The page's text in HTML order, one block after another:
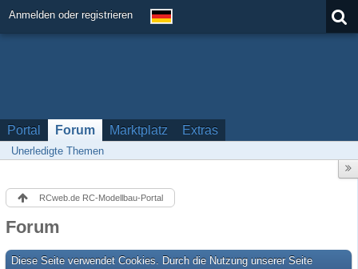
Anmelden oder registrieren
Portal Forum Marktplatz Extras
Unerledigte Themen
RCweb.de RC-Modellbau-Portal
Forum
Diese Seite verwendet Cookies. Durch die Nutzung unserer Seite